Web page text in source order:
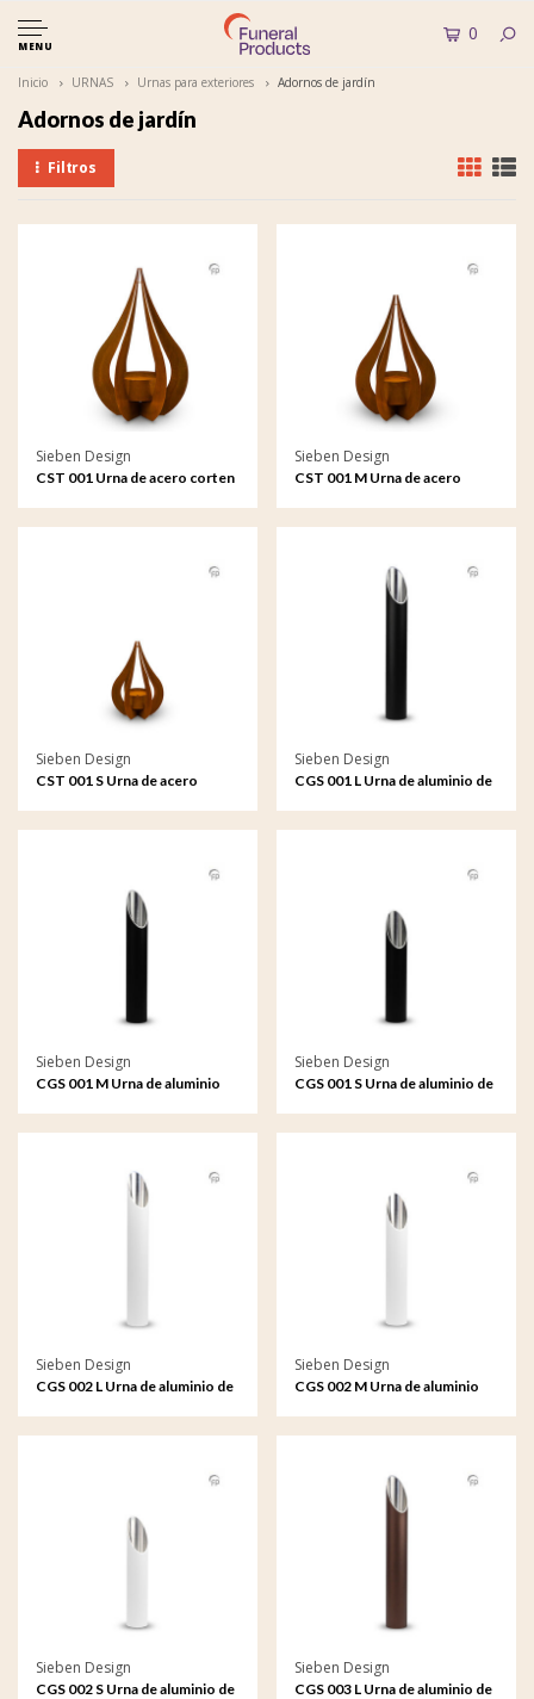
MENU
0
Inicio URNAS Urnas para exteriores Adornos de jardín
Adornos de jardín
Filtros
Sieben Design
CST 001 Urna de acero corten
Sieben Design
CST 001 M Urna de acero
mediana
Sieben Design
CST 001 S Urna de acero
pequeño
Sieben Design
CGS 001 L Urna de aluminio de
Sieben Design
CGS 001 M Urna de aluminio
Sieben Design
CGS 001 S Urna de aluminio de
Sieben Design
CGS 002 L Urna de aluminio de
Sieben Design
CGS 002 M Urna de aluminio
Sieben Design
CGS 002 S Urna de aluminio de
Sieben Design
CGS 003 L Urna de aluminio de